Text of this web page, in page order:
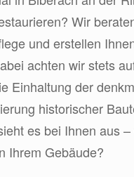
Wir
und erstellen
achten wir stets
Einhaltung der
historischer
es bei Ihnen aus
Ihrem Gebäude?